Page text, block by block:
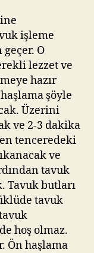
işleme
O
lezzet ve
hazır
şöyle
Üzerini
ve 2-3 dakika
tenceredeki
ve
tavuk
Tavuk butları
tavuk
hoş olmaz.
Ön haşlama